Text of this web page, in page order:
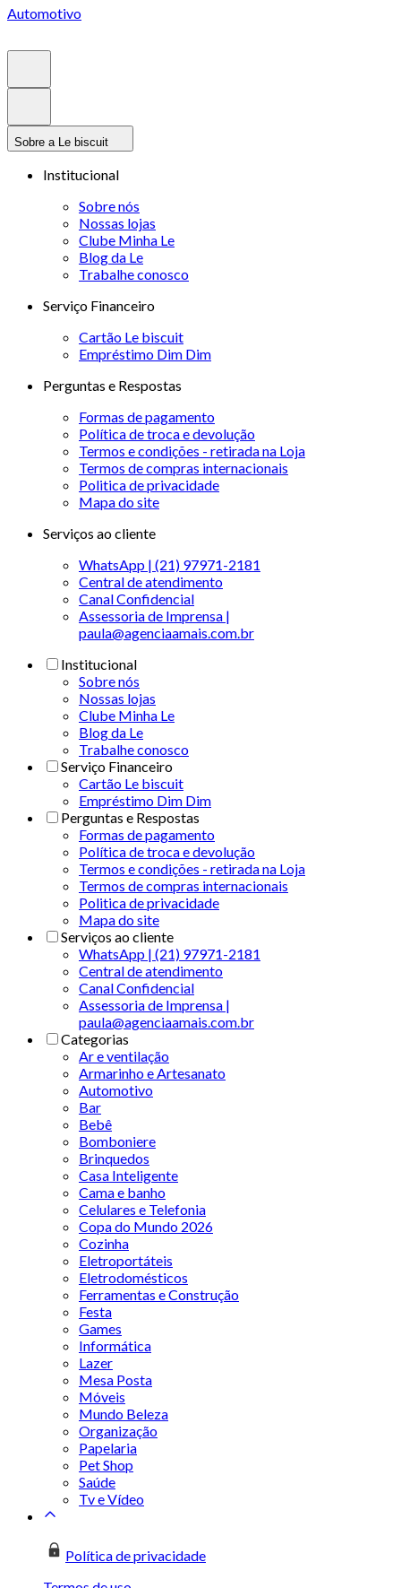
Automotivo
Sobre a Le biscuit
Institucional
Sobre nós
Nossas lojas
Clube Minha Le
Blog da Le
Trabalhe conosco
Serviço Financeiro
Cartão Le biscuit
Empréstimo Dim Dim
Perguntas e Respostas
Formas de pagamento
Política de troca e devolução
Termos e condições - retirada na Loja
Termos de compras internacionais
Politica de privacidade
Mapa do site
Serviços ao cliente
WhatsApp | (21) 97971-2181
Central de atendimento
Canal Confidencial
Assessoria de Imprensa |
paula@agenciaamais.com.br
Institucional
Sobre nós
Nossas lojas
Clube Minha Le
Blog da Le
Trabalhe conosco
Serviço Financeiro
Cartão Le biscuit
Empréstimo Dim Dim
Perguntas e Respostas
Formas de pagamento
Política de troca e devolução
Termos e condições - retirada na Loja
Termos de compras internacionais
Politica de privacidade
Mapa do site
Serviços ao cliente
WhatsApp | (21) 97971-2181
Central de atendimento
Canal Confidencial
Assessoria de Imprensa |
paula@agenciaamais.com.br
Categorias
Ar e ventilação
Armarinho e Artesanato
Automotivo
Bar
Bebê
Bomboniere
Brinquedos
Casa Inteligente
Cama e banho
Celulares e Telefonia
Copa do Mundo 2026
Cozinha
Eletroportáteis
Eletrodomésticos
Ferramentas e Construção
Festa
Games
Informática
Lazer
Mesa Posta
Móveis
Mundo Beleza
Organização
Papelaria
Pet Shop
Saúde
Tv e Vídeo
Política de privacidade